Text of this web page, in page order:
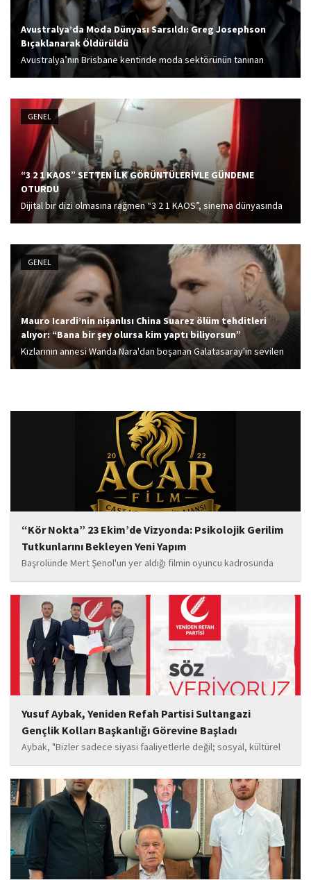
Avustralya’da Moda Dünyası Sarsıldı: Greg Josephson
Bıçaklanarak Öldürüldü
Avustralya’nın Brisbane kentinde moda sektörünün tanınan
isimlerinden Greg Josephson, kendi lüks villasındaki partide
GENEL
“3 2 1 KAOS” SETTEN İLK GÖRÜNTÜLERİYLE GÜNDEME
OTURDU
Dijital bir dizi olmasına rağmen “3 2 1 KAOS”, sinema dünyasında
beklenenden çok daha büyük bir etki yarattı. Yapımcı Kenan
komedi...
GENEL
Mauro Icardi’nin nişanlısı China Suarez ölüm tehditleri
alıyor: “Bana bir şey olursa kim yaptı biliyorsun”
Kızlarının annesi Wanda Nara'dan boşanan Galatasaray'ın sevilen
golcüsü Mauro Icardi'nin nişanlısı China Suarez, ölüm tehditleri
“Kör Nokta” 23 Ekim’de Vizyonda: Psikolojik Gerilim
Tutkunlarını Bekleyen Yeni Yapım
Başrolünde Mert Şenol'un yer aldığı filmin oyuncu kadrosunda
Esma Kıyanç, Ayşe Aktaş, Berna Kıyanç, Gökay Alpaslan Şahin,
Sema Yaldıran, Sıla Altıntaş, İsmail Akkoç, Celal Acar ve çocuk
oyuncu Görkem Akyol...
Yusuf Aybak, Yeniden Refah Partisi Sultangazi
Gençlik Kolları Başkanlığı Görevine Başladı
Aybak, "Bizler sadece siyasi faaliyetlerle değil; sosyal, kültürel
ve manevi değerleri güçlendiren çalışmalarla da gençlerimizin
yanında olacağız. Sultangazi'de birlik ve beraberlik ruhunu daha
da güçlendirecek projeleri hayata geçirmek için ekip...